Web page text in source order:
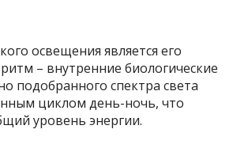
освещения является его
– внутренние биологические
подобранного спектра света
циклом день-ночь, что
уровень энергии.